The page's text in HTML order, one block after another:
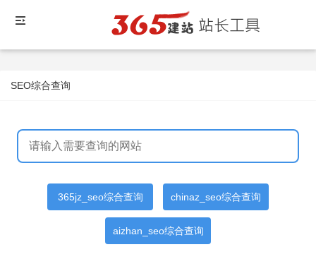
SEO综合查询
365jz_seo综合查询 chinaz_seo综合查询
aizhan_seo综合查询